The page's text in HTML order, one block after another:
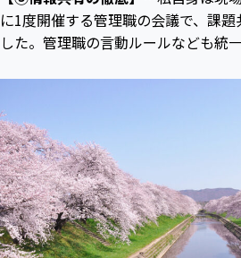
に1度開催する管理職の会議で、課
した。管理職の言動ルールなども統